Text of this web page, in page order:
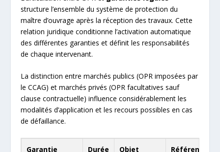
structure l’ensemble du système de protection du
maître d’ouvrage après la réception des travaux. Cette
relation juridique conditionne l’activation automatique
des différentes garanties et définit les responsabilités
de chaque intervenant.
La distinction entre marchés publics (OPR imposées par
le CCAG) et marchés privés (OPR facultatives sauf
clause contractuelle) influence considérablement les
modalités d’application et les recours possibles en cas
de défaillance.
Garantie Durée Objet Référence